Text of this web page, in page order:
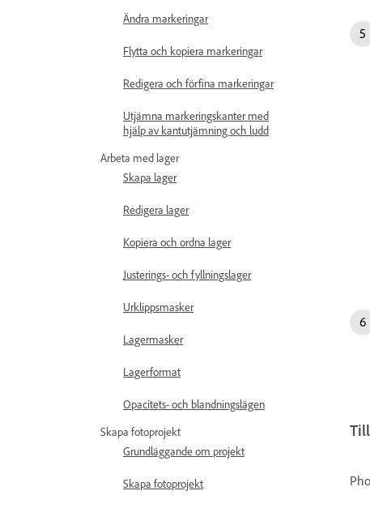
Ändra markeringar
Flytta och kopiera markeringar
Redigera och förfina markeringar
Utjämna markeringskanter med
hjälp av kantutjämning och ludd
Arbeta med lager
Skapa lager
Redigera lager
Kopiera och ordna lager
Justerings- och fyllningslager
Urklippsmasker
Lagermasker
Lagerformat
Opacitets- och blandningslägen
Skapa fotoprojekt
Grundläggande om projekt
Skapa fotoprojekt